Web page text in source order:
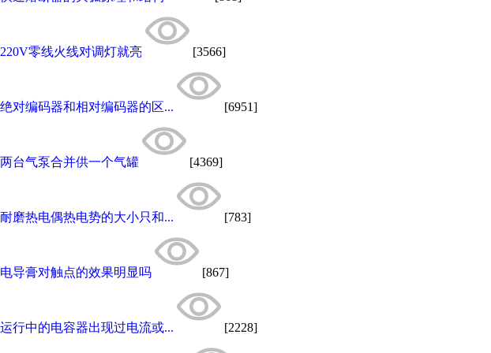
220V零线火线对调灯就亮 [3566]
绝对编码器和相对编码器的区... [6951]
两台气泵合并供一个气罐 [4369]
耐磨热电偶热电势的大小只和... [783]
电导膏对触点的效果明显吗 [867]
运行中的电容器出现过电流或... [2228]